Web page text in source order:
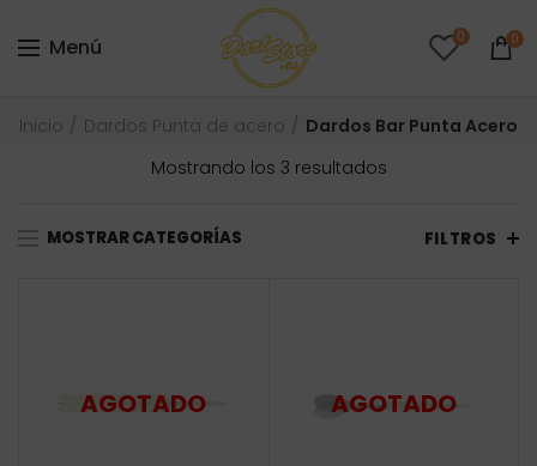
Menú 0 0
Inicio Dardos Punta de acero
Dardos Bar Punta Acero
Mostrando los 3 resultadosOrdenado
MOSTRAR CATEGORÍAS FILTROS